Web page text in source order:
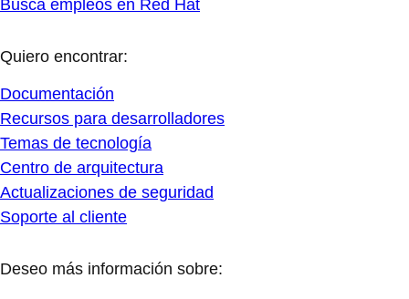
Busca empleos en Red Hat
Quiero encontrar:
Documentación
Recursos para desarrolladores
Temas de tecnología
Centro de arquitectura
Actualizaciones de seguridad
Soporte al cliente
Deseo más información sobre: